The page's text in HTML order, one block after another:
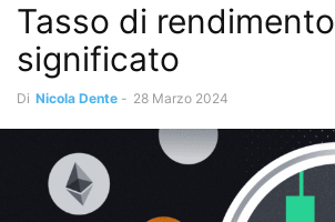
Tasso di rendimento
significato
Di Nicola Dente - 28 Marzo 2024